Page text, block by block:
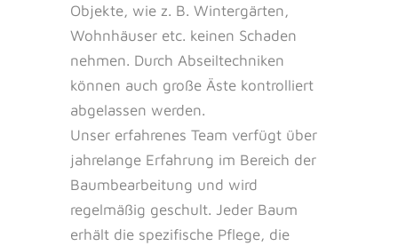
Objekte, wie z. B. Wintergärten,
Wohnhäuser etc. keinen Schaden
nehmen. Durch Abseiltechniken
können auch große Äste kontrolliert
abgelassen werden.
Unser erfahrenes Team verfügt über
jahrelange Erfahrung im Bereich der
Baumbearbeitung und wird
regelmäßig geschult. Jeder Baum
erhält die spezifische Pflege, die